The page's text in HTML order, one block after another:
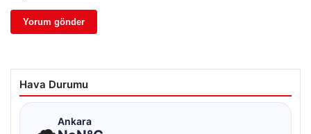
Hava Durumu
Ankara